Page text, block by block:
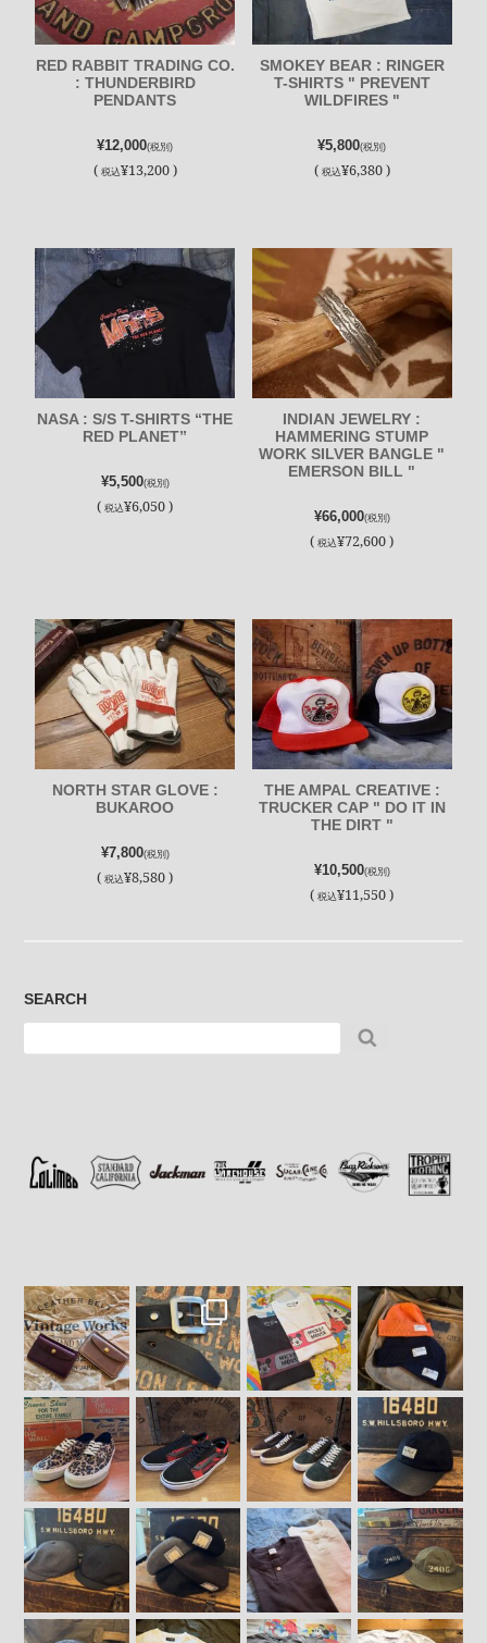
RED RABBIT TRADING CO.
: THUNDERBIRD
PENDANTS
¥12,000(税別)
( 税込¥13,200 )
SMOKEY BEAR : RINGER
T-SHIRTS " PREVENT
WILDFIRES "
¥5,800(税別)
( 税込¥6,380 )
NASA : S/S T-SHIRTS “THE
RED PLANET”
¥5,500(税別)
(税込¥6,050 )
INDIAN JEWELRY :
HAMMERING STUMP
WORK SILVER BANGLE "
EMERSON BILL "
¥66,000(税別)
(税込¥72,600 )
NORTH STAR GLOVE :
BUKAROO
¥7,800(税別)
(税込¥8,580 )
THE AMPAL CREATIVE :
TRUCKER CAP " DO IT IN
THE DIRT "
¥10,500(税別)
(税込¥11,550 )
SEARCH